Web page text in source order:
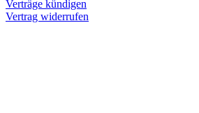
Verträge kündigen
Vertrag widerrufen